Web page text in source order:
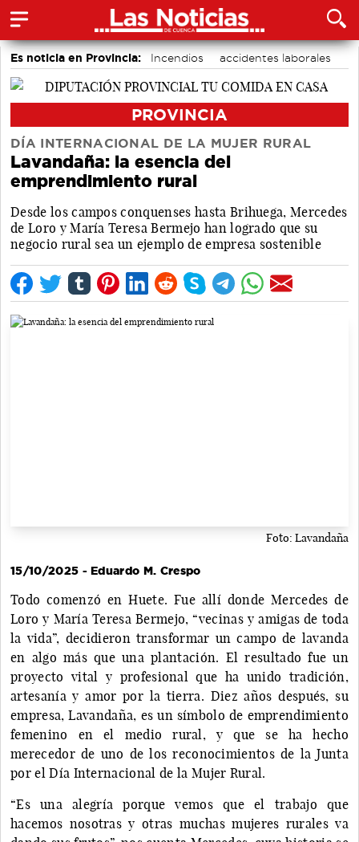
Es noticia en Provincia: Incendios
accidentes laborales
Medio Ambiente
PROVINCIA
DÍA INTERNACIONAL DE LA MUJER RURAL
Lavandaña: la esencia del
emprendimiento rural
Desde los campos conquenses hasta Brihuega, Mercedes
de Loro y María Teresa Bermejo han logrado que su
negocio rural sea un ejemplo de empresa sostenible
Foto: Lavandaña
15/10/2025 - Eduardo M. Crespo
Todo comenzó en Huete. Fue allí donde Mercedes de
Loro y María Teresa Bermejo, “vecinas y amigas de toda
la vida”, decidieron transformar un campo de lavanda
en algo más que una plantación. El resultado fue un
proyecto vital y profesional que ha unido tradición,
artesanía y amor por la tierra. Diez años después, su
empresa, Lavandaña, es un símbolo de emprendimiento
femenino en el medio rural, y que se ha hecho
merecedor de uno de los reconocimientos de la Junta
por el Día Internacional de la Mujer Rural.
“Es una alegría porque vemos que el trabajo que
hacemos nosotras y otras muchas mujeres rurales va